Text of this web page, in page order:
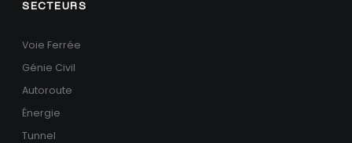
SECTEURS
Voie Ferrée
Génie Civil
Autoroute
Énergie
Tunnel